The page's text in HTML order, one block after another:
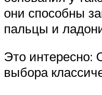
они способны
пальцы и
Это интересно:
выбора